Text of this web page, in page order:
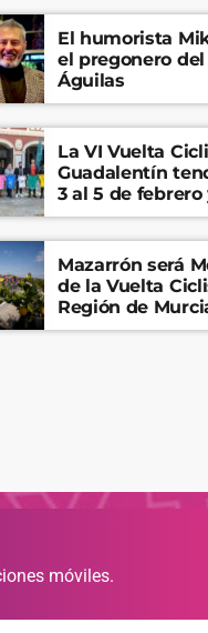
El humorista
el pregonero
Águilas
La VI Vuelta
Guadalentín
3 al 5 de
en el Castillo de
Mazarrón será
de la Vuelta
Región de
Mariano Rojas
móviles.